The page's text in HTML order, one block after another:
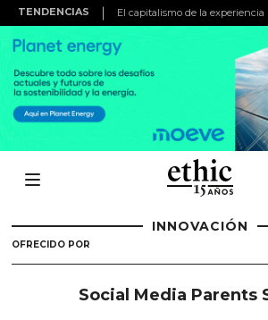
TENDENCIAS El capitalismo de la experiencia
INNOVACIÓN
OFRECIDO POR
Social Media Parents